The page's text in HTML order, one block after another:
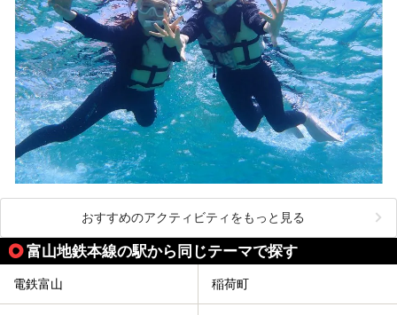
おすすめのアクティビティをもっと見る
富山地鉄本線の駅から同じテーマで探す
電鉄富山 稲荷町